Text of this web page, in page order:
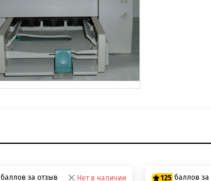
баллов за отзыв Нет в наличии 125 баллов за